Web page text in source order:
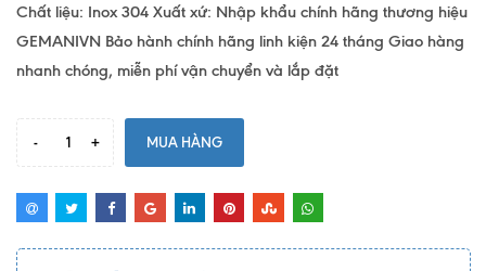
Chất liệu: Inox 304 Xuất xứ: Nhập khẩu chính hãng thương hiệu
GEMANIVN Bảo hành chính hãng linh kiện 24 tháng Giao hàng
nhanh chóng, miễn phí vận chuyển và lắp đặt
- + MUA HÀNG